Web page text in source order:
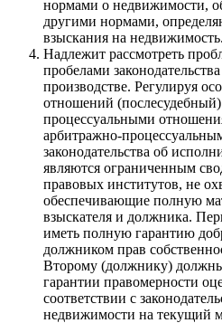
нормами о недвижимости,
другими нормами,
взыскания на недвижимость.
Надлежит рассмотреть
пробелами
производстве. Регулируя
отношений
процессуальными
арбитражно-
законодательства об
являются ограниченным
правовых институтов, не
обеспечивающие полную
взыскателя и должника.
иметь полную гарантию
должником прав
Второму (должнику)
гарантии правомерности
соответствии с
недвижимости на текущий